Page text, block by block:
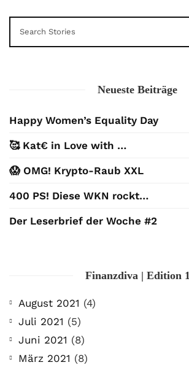
Neueste Beiträge
Happy Women’s Equality Day
🥰 Kat€ in Love with …
😱 OMG! Krypto-Raub XXL
400 PS! Diese WKN rockt…
Der Leserbrief der Woche #2
Finanzdiva | Edition 1
August 2021 (4)
Juli 2021 (5)
Juni 2021 (8)
März 2021 (8)